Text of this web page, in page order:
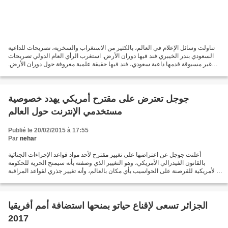
تناولت وسائل الإعلام في العالم، بالكثير من الاستغراب والسخرية، تصريحات للداعية
السعودي بندر الخيبري فند فيها دوران الأرض. استغرب الرأي العام الدولي تصريحات
غير مسبوقة قدمها داعية سعودي، فند فيها حقيقة علمية معروفة حول دوران الأرض.
جوجل تعترض على مقترح أمريكي يهدد خصوصية
مستخدمي الإنترنت حول العالم
Publié le 20/02/2015 à 17:55
Par nehar
أعلنت جوجل عن اعتراضها على تغيير مقترح لأحد مواد قواعد الإجراءات الجنائية
بالقانون الفيدرالي الأمريكي، وهو التغيير الذي وصفته بأنه سيمنح الحرية للحكومة
الأمريكية للقرصنة على الحواسيب بأي مكان بالعالم، وأنه تغيير جذري لقواعد المراقبة
الجزائر تسعى لإقناع حياتو بمنحها استضافة أمم أفريقيا
2017